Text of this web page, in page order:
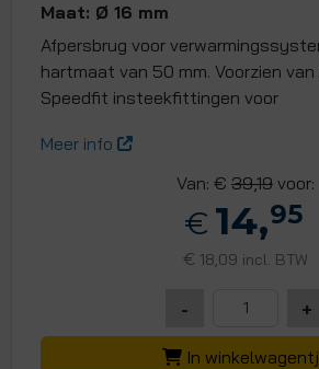
Maat: Ø 16 mm
Afpersbrug voor
hartmaat van 50 mm. Voorzien
Speedfit insteekfittingen voor
Meer info
Van: € 39,19 voor:
€ 14,95
€ 18,09 incl. BTW
- +
In